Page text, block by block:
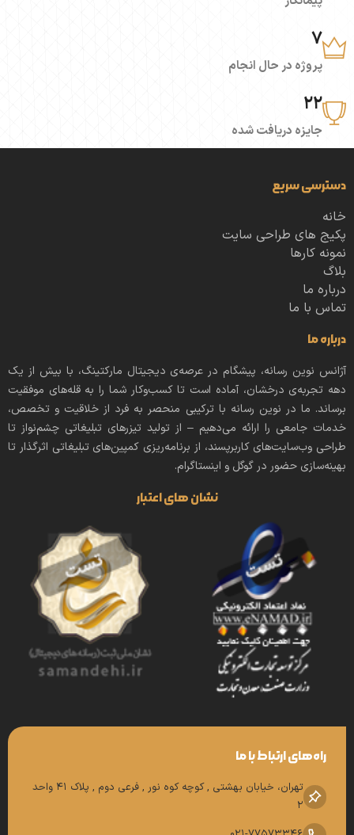
7
پروژه در حال انجام
22
جایزه دریافت شده
دسترسی سریع
خانه
پکیج های طراحی سایت
نمونه کارها
بلاگ
درباره ما
تماس با ما
درباره ما
آژانس نوین رسانه، پیشگام در عرصه‌ی دیجیتال مارکتینگ، با بیش از یک
دهه تجربه‌ی درخشان، آماده است تا کسب‌وکار شما را به قله‌های موفقیت
برساند. ما در نوین رسانه با ترکیبی منحصر به فرد از خلاقیت و تخصص،
خدمات جامعی را ارائه می‌دهیم – از تولید تیزرهای تبلیغاتی چشم‌نواز تا
طراحی وب‌سایت‌های کاربرپسند، از برنامه‌ریزی کمپین‌های تبلیغاتی اثرگذار تا
بهینه‌سازی حضور در گوگل و اینستاگرام.
نشان های اعتبار
راه‌های ارتباط با ما
تهران، خیابان بهشتی , کوچه کوه نور , فرعی دوم , پلاک 41 واحد
2